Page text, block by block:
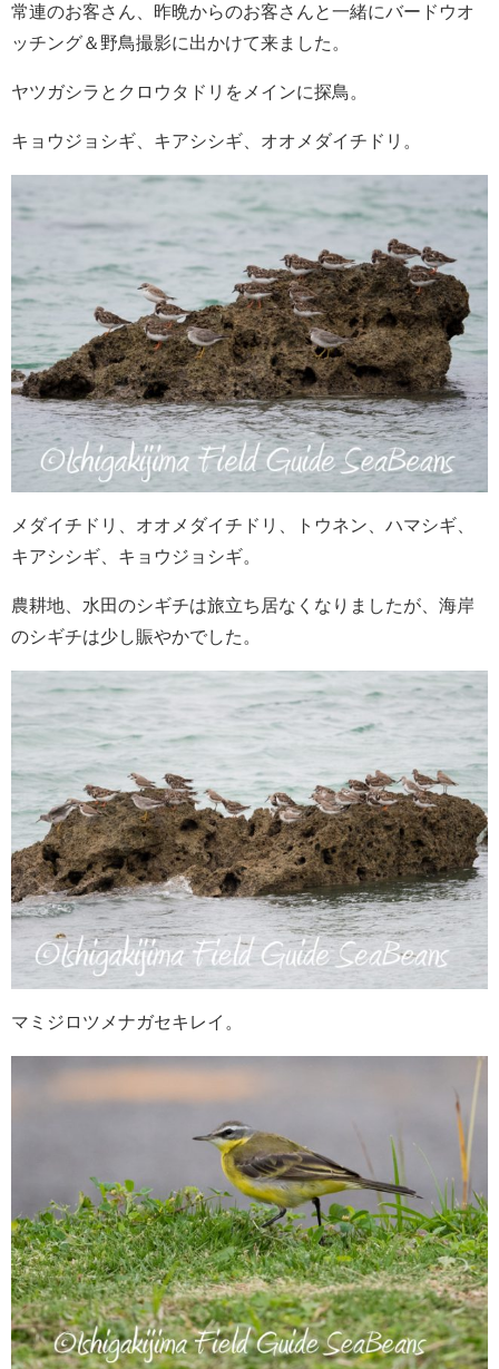
常連のお客さん、昨晩からのお客さんと一緒にバードウオ
ッチング＆野鳥撮影に出かけて来ました。
ヤツガシラとクロウタドリをメインに探鳥。
キョウジョシギ、キアシシギ、オオメダイチドリ。
メダイチドリ、オオメダイチドリ、トウネン、ハマシギ、
キアシシギ、キョウジョシギ。
農耕地、水田のシギチは旅立ち居なくなりましたが、海岸
のシギチは少し賑やかでした。
マミジロツメナガセキレイ。